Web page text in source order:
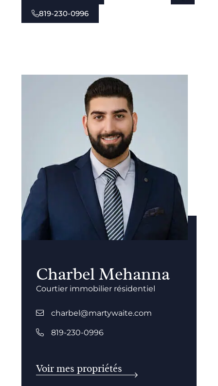
819-230-0996
Charbel Mehanna
Courtier immobilier résidentiel
charbel@martywaite.com
819-230-0996
Voir mes propriétés